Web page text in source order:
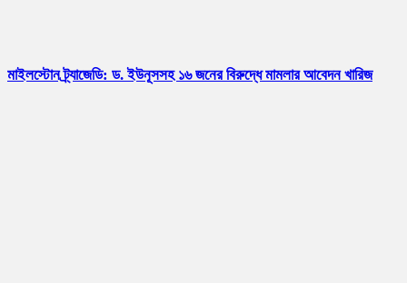
মাইলস্টোন ট্র্যাজেডি: ড. ইউনূসসহ ১৬ জনের বিরুদ্ধে মামলার আবেদন খারিজ